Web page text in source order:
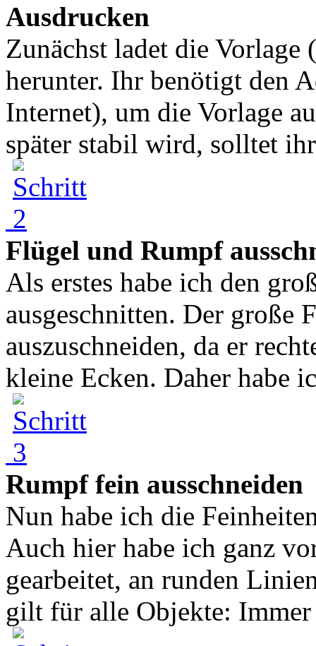
Ausdrucken
Zunächst ladet die
herunter. Ihr benötigt den
Internet), um die Vorlage
später stabil wird, solltet
Flügel und Rumpf
Als erstes habe ich den
ausgeschnitten. Der große
auszuschneiden, da er
kleine Ecken. Daher habe
Rumpf fein ausschneiden
Nun habe ich die
Auch hier habe ich ganz
gearbeitet, an runden
gilt für alle Objekte: Immer